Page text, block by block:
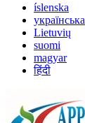
íslenska
українська
Lietuvių
suomi
magyar
हिंदी